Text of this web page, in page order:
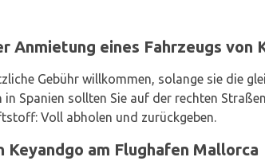
Anmietung eines Fahrzeugs von
Gebühr willkommen, solange sie die
Spanien sollten Sie auf der rechten
Voll abholen und zurückgeben.
am Flughafen Mallorca